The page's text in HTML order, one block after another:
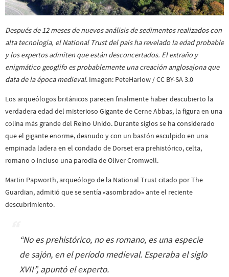
Después de 12 meses de nuevos análisis de sedimentos realizados con
alta tecnología, el National Trust del país ha revelado la edad probable
y los expertos admiten que están desconcertados. El extraño y
enigmático geoglifo es probablemente una creación anglosajona que
data de la época medieval. Imagen: PeteHarlow / CC BY-SA 3.0
Los arqueólogos británicos parecen finalmente haber descubierto la
verdadera edad del misterioso Gigante de Cerne Abbas, la figura en una
colina más grande del Reino Unido. Durante siglos se ha considerado
que el gigante enorme, desnudo y con un bastón esculpido en una
empinada ladera en el condado de Dorset era prehistórico, celta,
romano o incluso una parodia de Oliver Cromwell.
Martin Papworth, arqueólogo de la National Trust citado por The
Guardian, admitió que se sentía «asombrado» ante el reciente
descubrimiento.
“No es prehistórico, no es romano, es una especie
de sajón, en el período medieval. Esperaba el siglo
XVII”, apuntó el experto.